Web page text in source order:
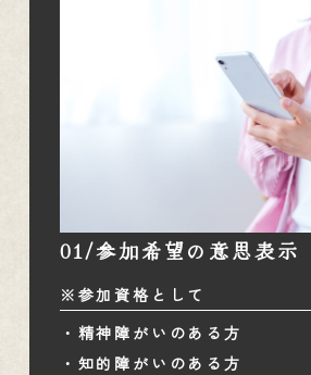
01/参加希望の意思表示
※参加資格として
・精神障がいのある方
・知的障がいのある方